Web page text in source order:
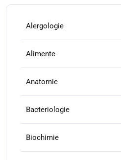
Alergologie
Alimente
Anatomie
Bacteriologie
Biochimie